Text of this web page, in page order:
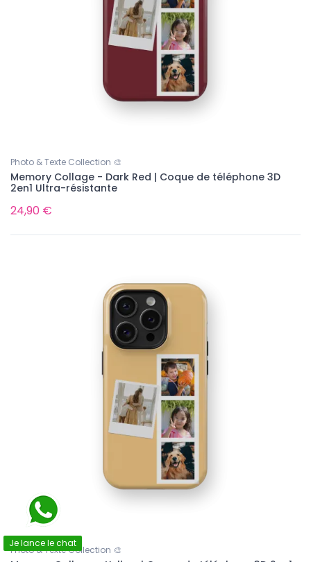
Photo & Texte Collection 🎨
Memory Collage - Dark Red | Coque de téléphone 3D
2en1 Ultra-résistante
24,90 €
Photo & Texte Collection 🎨
Je lance le chat